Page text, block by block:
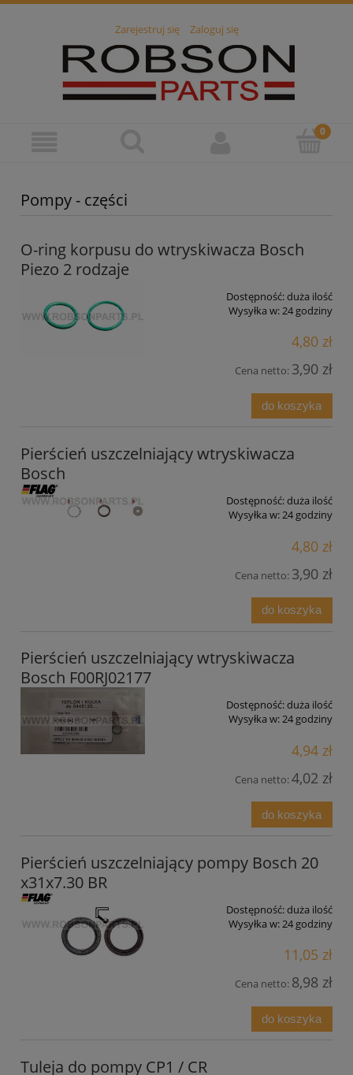
Zarejestruj się Zaloguj się
Pompy - części
O-ring korpusu do wtryskiwacza Bosch
Piezo 2 rodzaje
Dostępność:duża ilość
Wysyłka w:24 godziny
4,80 zł
Cena netto: 3,90 zł
do koszyka
Pierścień uszczelniający wtryskiwacza
Bosch
Dostępność:duża ilość
Wysyłka w:24 godziny
4,80 zł
Cena netto: 3,90 zł
do koszyka
Pierścień uszczelniający wtryskiwacza
Bosch F00RJ02177
Dostępność:duża ilość
Wysyłka w:24 godziny
4,94 zł
Cena netto:4,02 zł
do koszyka
Pierścień uszczelniający pompy Bosch 20
x31x7.30 BR
Dostępność:duża ilość
Wysyłka w:24 godziny
11,05 zł
Cena netto: 8,98 zł
do koszyka
Tuleja do pompy CP1 / CR